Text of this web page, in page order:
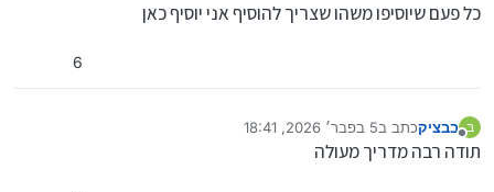
כל פעם שיוסיפו משהו שצריך להוסיף אני יוסיף כאן
6
ב בבציקכתב ב5 בפבר׳ 2026, 18:41
נערך לאחרונה על ידי
תודה רבה מדריך מעולה